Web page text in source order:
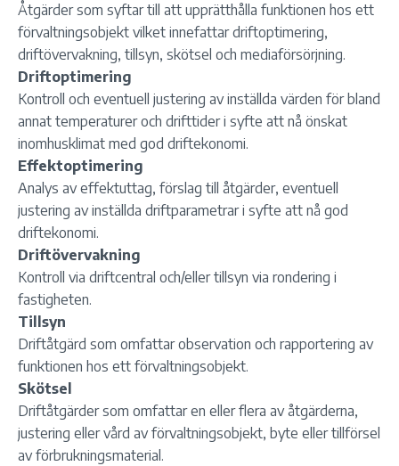
Åtgärder som syftar till att upprätthålla funktionen hos ett
förvaltningsobjekt vilket innefattar driftoptimering,
driftövervakning, tillsyn, skötsel och mediaförsörjning.
Driftoptimering
Kontroll och eventuell justering av inställda värden för bland
annat temperaturer och drifttider i syfte att nå önskat
inomhusklimat med god driftekonomi.
Effektoptimering
Analys av effektuttag, förslag till åtgärder, eventuell
justering av inställda driftparametrar i syfte att nå god
driftekonomi.
Driftövervakning
Kontroll via driftcentral och/eller tillsyn via rondering i
fastigheten.
Tillsyn
Driftåtgärd som omfattar observation och rapportering av
funktionen hos ett förvaltningsobjekt.
Skötsel
Driftåtgärder som omfattar en eller flera av åtgärderna,
justering eller vård av förvaltningsobjekt, byte eller tillförsel
av förbrukningsmaterial.